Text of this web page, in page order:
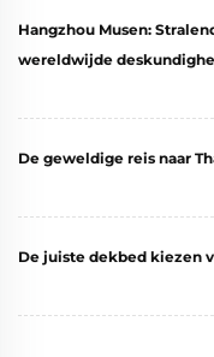
Hangzhou Musen:
wereldwijde
De geweldige reis naar
De juiste dekbed kiezen